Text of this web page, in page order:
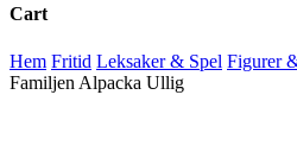
Cart
Close
Cart
Hem Fritid Leksaker & Spel Figurer
Familjen Alpacka Ullig